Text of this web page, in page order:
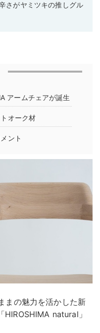
さがヤミツキの推しグル
アームチェアが誕生
オーク材
ント
まの魅力を活かした新
HIROSHIMA natural」